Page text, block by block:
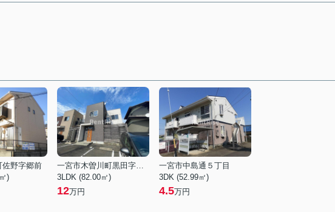
佐野字郷前
)
一宮市木曽川町黒田字酉新田西ノ切
3LDK (82.00㎡)
12万円
一宮市中島通５丁目
3DK (52.99㎡)
4.5万円